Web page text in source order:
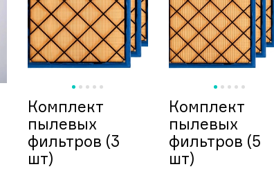
Комплект
пылевых
фильтров (3
шт)
Комплект
пылевых
фильтров (5
шт)